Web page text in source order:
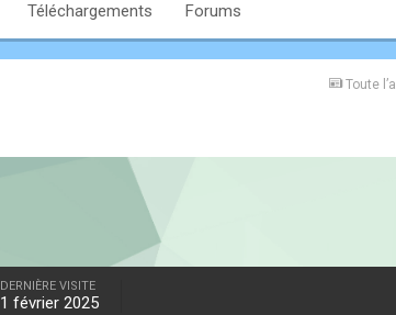
Téléchargements Forums
Toute
DERNIÈRE VISITE
1 février 2025